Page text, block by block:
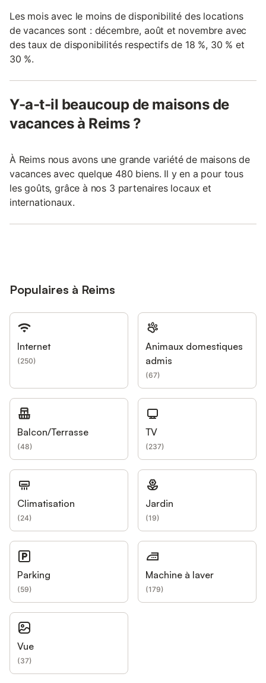
Les mois avec le moins de disponibilité des locations
de vacances sont : décembre, août et novembre avec
des taux de disponibilités respectifs de 18 %, 30 % et
30 %.
Y-a-t-il beaucoup de maisons de
vacances à Reims ?
À Reims nous avons une grande variété de maisons de
vacances avec quelque 480 biens. Il y en a pour tous
les goûts, grâce à nos 3 partenaires locaux et
internationaux.
Populaires à Reims
Internet
(250)
Animaux domestiques
admis
(67)
Balcon/Terrasse
(48)
TV
(237)
Climatisation
(24)
Jardin
(19)
Parking
(59)
Machine à laver
(179)
Vue
(37)